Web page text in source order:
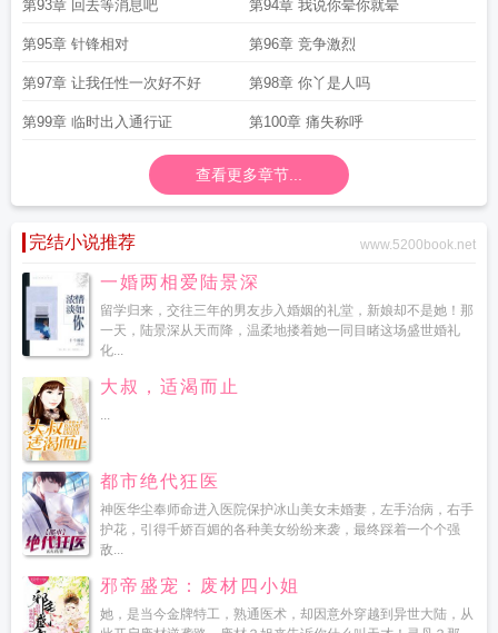
第93章 回去等消息吧 第94章 我说你晕你就晕
第95章 针锋相对 第96章 竞争激烈
第97章 让我任性一次好不好 第98章 你丫是人吗
第99章 临时出入通行证 第100章 痛失称呼
查看更多章节...
完结小说推荐 www.5200book.net
一婚两相爱陆景深
留学归来，交往三年的男友步入婚姻的礼堂，新娘却不是她！那
一天，陆景深从天而降，温柔地搂着她一同目睹这场盛世婚礼
化...
大叔，适渴而止
...
都市绝代狂医
神医华尘奉师命进入医院保护冰山美女未婚妻，左手治病，右手
护花，引得千娇百媚的各种美女纷纷来袭，最终踩着一个个强
敌...
邪帝盛宠：废材四小姐
她，是当今金牌特工，熟通医术，却因意外穿越到异世大陆，从